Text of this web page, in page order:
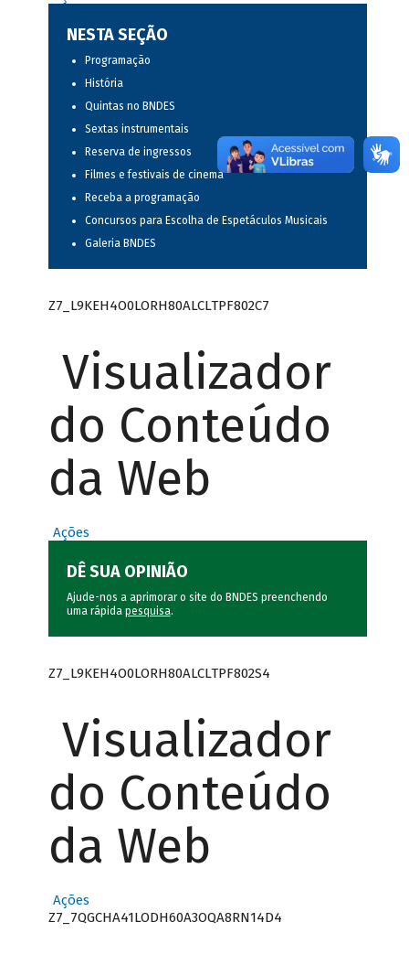
NESTA SEÇÃO
Programação
História
Quintas no BNDES
Sextas instrumentais
Reserva de ingressos
Filmes e festivais de cinema
Receba a programação
Concursos para Escolha de Espetáculos Musicais
Galeria BNDES
Z7_L9KEH4O0LORH80ALCLTPF802C7
Visualizador
do Conteúdo
da Web
Ações
DÊ SUA OPINIÃO
Ajude-nos a aprimorar o site do BNDES preenchendo
uma rápida pesquisa.
Z7_L9KEH4O0LORH80ALCLTPF802S4
Visualizador
do Conteúdo
da Web
Ações
Z7_7QGCHA41LODH60A3OQA8RN14D4